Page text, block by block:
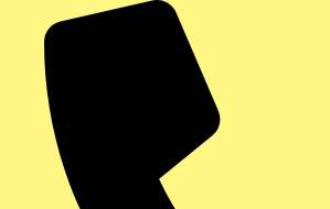
contenu